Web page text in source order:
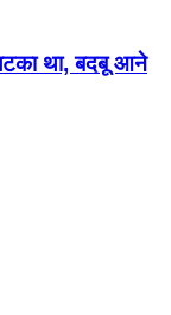
था, बदबू आने